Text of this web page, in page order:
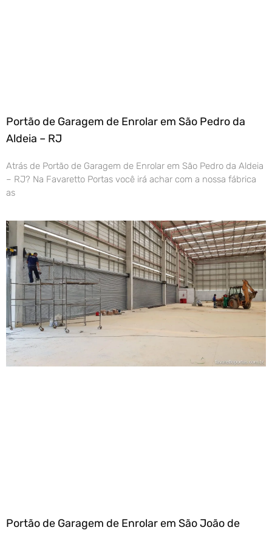
Portão de Garagem de Enrolar em São Pedro da
Aldeia – RJ
Atrás de Portão de Garagem de Enrolar em São Pedro da Aldeia
– RJ? Na Favaretto Portas você irá achar com a nossa fábrica
as
Portão de Garagem de Enrolar em São João de